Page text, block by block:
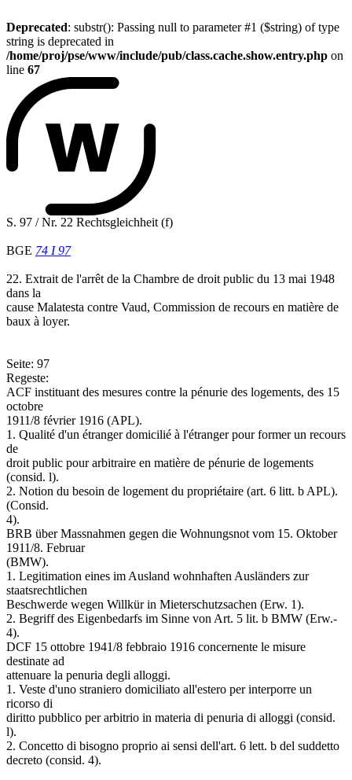
Deprecated: substr(): Passing null to parameter #1 ($string) of type
string is deprecated in
/home/proj/pse/www/include/pub/class.cache.show.entry.php on
line 67
S. 97 / Nr. 22 Rechtsgleichheit (f)
BGE 74 I 97
22. Extrait de l'arrêt de la Chambre de droit public du 13 mai 1948
dans la
cause Malatesta contre Vaud, Commission de recours en matière de
baux à loyer.
Seite: 97
Regeste:
ACF instituant des mesures contre la pénurie des logements, des 15
octobre
1911/8 février 1916 (APL).
1. Qualité d'un étranger domicilié à l'étranger pour former un recours
de
droit public pour arbitraire en matière de pénurie de logements
(consid. l).
2. Notion du besoin de logement du propriétaire (art. 6 litt. b APL).
(Consid.
4).
BRB über Massnahmen gegen die Wohnungsnot vom 15. Oktober
1911/8. Februar
(BMW).
1. Legitimation eines im Ausland wohnhaften Ausländers zur
staatsrechtlichen
Beschwerde wegen Willkür in Mieterschutzsachen (Erw. 1).
2. Begriff des Eigenbedarfs im Sinne von Art. 5 lit. b BMW (Erw.-
4).
DCF 15 ottobre 1941/8 febbraio 1916 concernente le misure
destinate ad
attenuare la penuria degli alloggi.
1. Veste d'uno straniero domiciliato all'estero per interporre un
ricorso di
diritto pubblico per arbitrio in materia di penuria di alloggi (consid.
l).
2. Concetto di bisogno proprio ai sensi dell'art. 6 lett. b del suddetto
decreto (consid. 4).